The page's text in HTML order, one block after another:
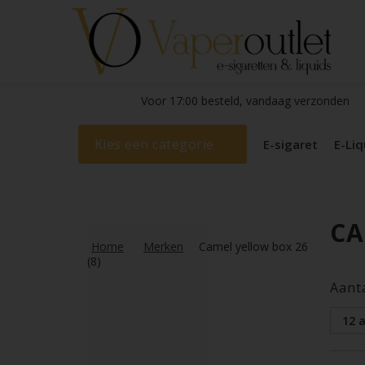
Voor 17:00 besteld, vandaag verzonden
Kies een categorie E-sigaret E-
Home Merken
Camel yellow box 26
(8)